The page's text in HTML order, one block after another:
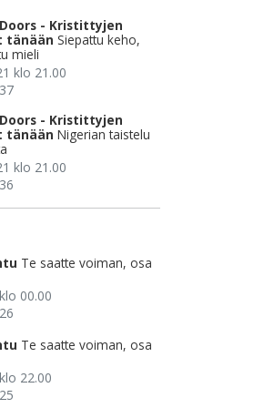
- Kristittyjen
tänään Siepattu keho,
mieli
klo 21.00
- Kristittyjen
tänään Nigerian taistelu
klo 21.00
Te saatte voiman, osa
00.00
Te saatte voiman, osa
22.00